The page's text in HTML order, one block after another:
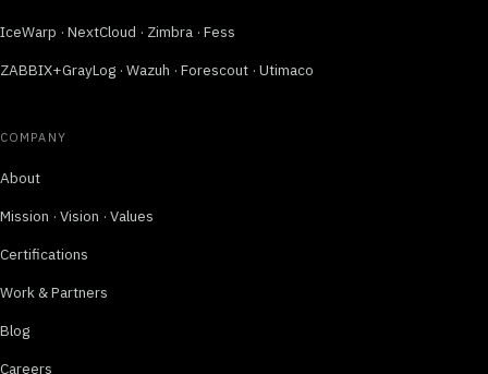
IceWarp · NextCloud · Zimbra · Fess
ZABBIX+GrayLog · Wazuh · Forescout · Utimaco
COMPANY
About
Mission · Vision · Values
Certifications
Work & Partners
Blog
Careers